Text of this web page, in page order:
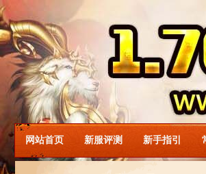
网站首页 新服评测 新手指引